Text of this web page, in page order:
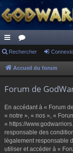
ac
co
s
or
u
Rechercher
Accueil du forum
Forum de
En accédant à « Forum
« notre », « nos », «
« https://
responsable des
légalement responsable
utiliser et accéder à «